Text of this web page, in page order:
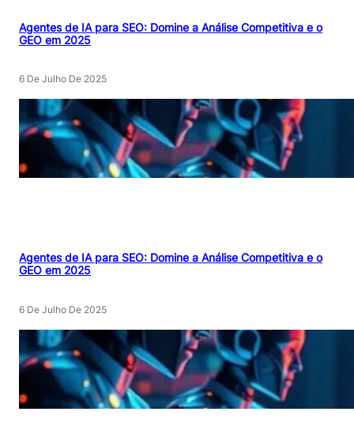
Agentes de IA para SEO: Domine a Análise Competitiva e o
GEO em 2025
6 De Julho De 2025
Agentes de IA para SEO: Domine a Análise Competitiva e o
GEO em 2025
6 De Julho De 2025